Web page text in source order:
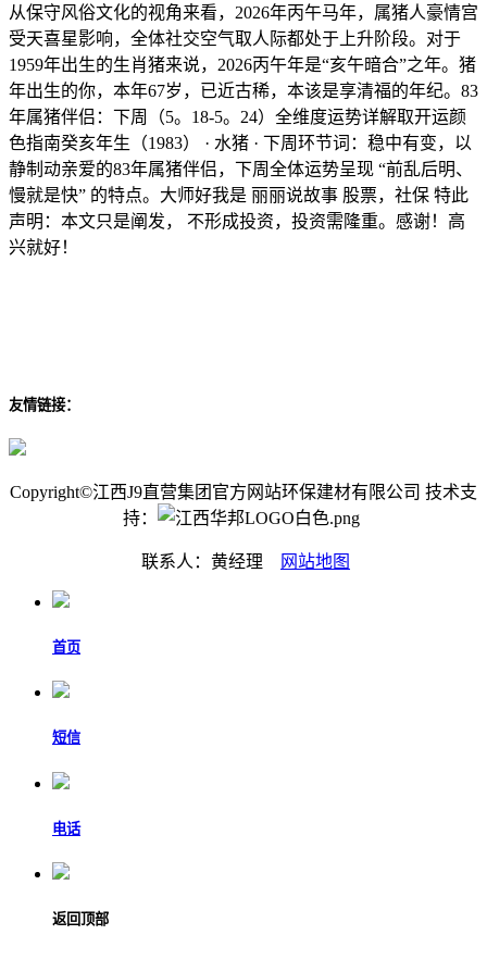
从保守风俗文化的视角来看，2026年丙午马年，属猪人豪情宫
受天喜星影响，全体社交空气取人际都处于上升阶段。对于
1959年出生的生肖猪来说，2026丙午年是“亥午暗合”之年。猪
年出生的你，本年67岁，已近古稀，本该是享清福的年纪。83
年属猪伴侣：下周（5。18-5。24）全维度运势详解取开运颜
色指南癸亥年生（1983） · 水猪 · 下周环节词：稳中有变，以
静制动亲爱的83年属猪伴侣，下周全体运势呈现 “前乱后明、
慢就是快” 的特点。大师好我是 丽丽说故事 股票，社保 特此
声明：本文只是阐发， 不形成投资，投资需隆重。感谢！高
兴就好！
友情链接：
Copyright©江西J9直营集团官方网站环保建材有限公司 技术支
持：
联系人：黄经理 网站地图
首页
短信
电话
返回顶部